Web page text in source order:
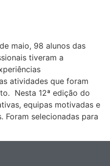
maio, 98 alunos das
tiveram a
atividades que foram
Nesta 12ª edição do
equipas motivadas e
Foram selecionadas para